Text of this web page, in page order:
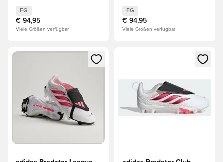
FG
€ 94,95
Viele Größen verfügbar
FG
€ 94,95
Viele Größen verfügbar
Öffnet ein Fenster zum Anmelden oder Registrieren als
Öffnet ein Fenster zum